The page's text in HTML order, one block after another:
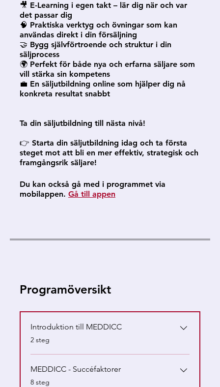
🎥 E-Learning i egen takt – lär dig när och var
det passar dig
🧠 Praktiska verktyg och övningar som kan
användas direkt i din försäljning
🤝 Bygg självförtroende och struktur i din
säljprocess
🌍 Perfekt för både nya och erfarna säljare som
vill stärka sin kompetens
💼 En säljutbildning online som hjälper dig nå
konkreta resultat snabbt
Ta din säljutbildning till nästa nivå!
👉 Starta din säljutbildning idag och ta första
steget mot att bli en mer effektiv, strategisk och
Du kan också gå med i programmet via
mobilappen. Gå till appen
Programöversikt
Introduktion till MEDDICC
.
2 steg
MEDDICC - Succéfaktorer
.
8 steg